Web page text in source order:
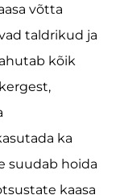
võtta
taldrikud ja
kõik
ka
suudab hoida
kaasa